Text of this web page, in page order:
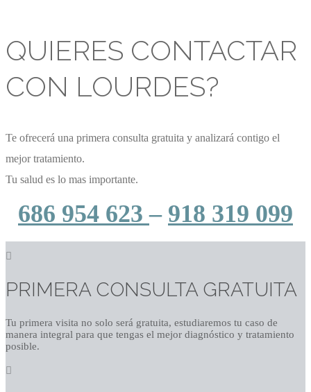
QUIERES CONTACTAR
CON LOURDES?
Te ofrecerá una primera consulta gratuita y analizará contigo el
mejor tratamiento.
Tu salud es lo mas importante.
686 954 623– 918 319 099

PRIMERA CONSULTA GRATUITA
Tu primera visita no solo será gratuita, estudiaremos tu caso de
manera integral para que tengas el mejor diagnóstico y tratamiento
posible.
